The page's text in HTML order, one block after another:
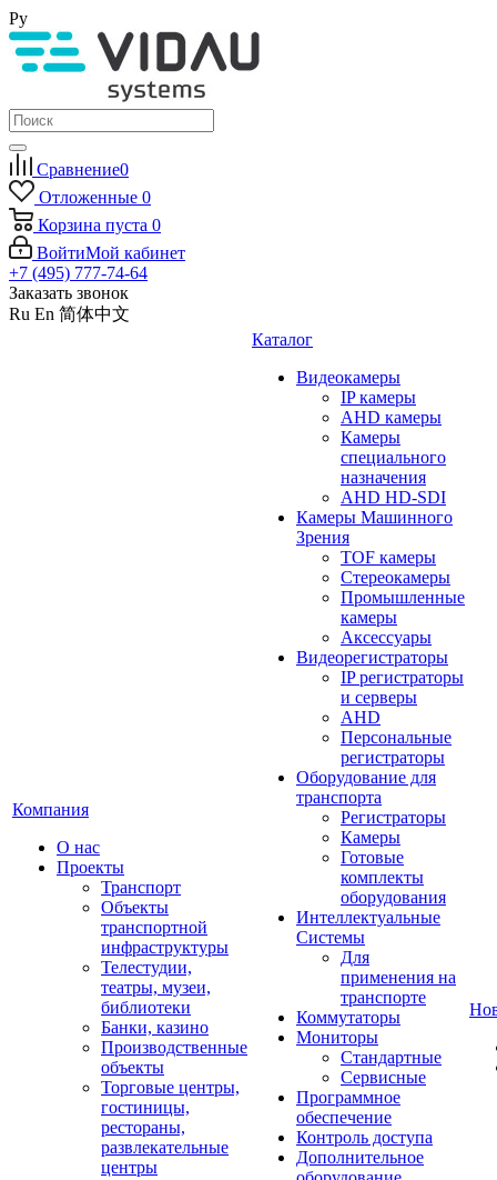
Ру
Сравнение0
Отложенные 0
Корзина пуста 0
ВойтиМой кабинет
+7 (495) 777-74-64
Заказать звонок
Ru En 简体中文
Компания
О нас
Проекты
Транспорт
Объекты
транспортной
инфраструктуры
Телестудии,
театры, музеи,
библиотеки
Банки, казино
Производственные
объекты
Торговые центры,
гостиницы,
рестораны,
развлекательные
центры
Каталог
Видеокамеры
IP камеры
AHD камеры
Камеры
специального
назначения
AHD HD-SDI
Камеры Машинного
Зрения
TOF камеры
Стереокамеры
Промышленные
камеры
Аксессуары
Видеорегистраторы
IP регистраторы
и серверы
AHD
Персональные
регистраторы
Оборудование для
транспорта
Регистраторы
Камеры
Готовые
комплекты
оборудования
Интеллектуальные
Системы
Для
применения на
транспорте
Коммутаторы
Мониторы
Стандартные
Сервисные
Программное
обеспечение
Контроль доступа
Дополнительное